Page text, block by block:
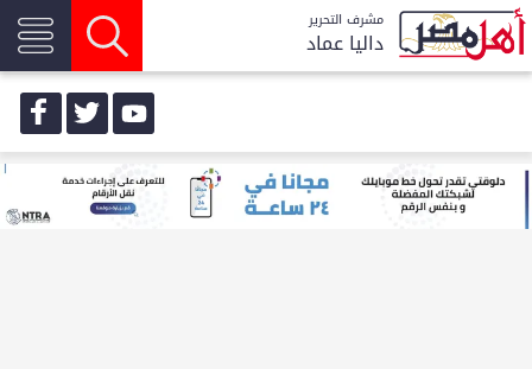
مشرف التحرير
داليا عماد